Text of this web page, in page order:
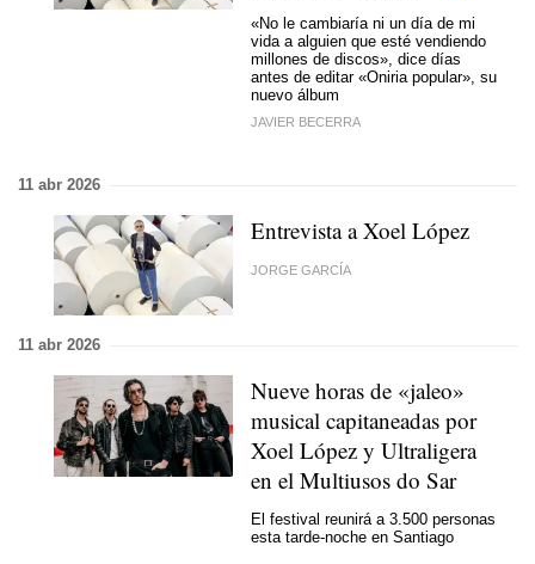
«No le cambiaría ni un día de mi
vida a alguien que esté vendiendo
millones de discos», dice días
antes de editar «Oniria popular», su
nuevo álbum
JAVIER BECERRA
11 abr 2026
Entrevista a Xoel López
JORGE GARCÍA
11 abr 2026
Nueve horas de «jaleo»
musical capitaneadas por
Xoel López y Ultraligera
en el Multiusos do Sar
El festival reunirá a 3.500 personas
esta tarde-noche en Santiago